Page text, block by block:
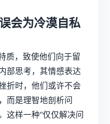
会为冷漠自私
质，致使他们向于留
部思考，其情感表达
折时，他们或许不会
而是理智地剖析问
这样一种“仅仅解决问